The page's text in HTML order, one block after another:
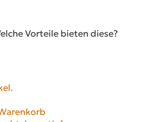
Vorteile bieten diese?